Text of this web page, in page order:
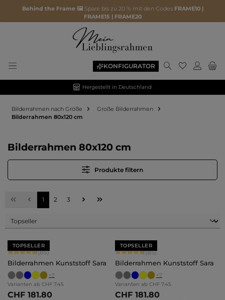
Behind the Frame 🖼️ Spare bis zu 20 % mit den Codes FRAME10 |
FRAME15 | FRAME20
KONFIGURATOR Du hast 0
Hergestellt in Deutschland
Bilderrahmen nach Größe
Große Bilderrahmen
Bilderrahmen 80x120 cm
Bilderrahmen 80x120 cm
Produkte filtern
Seite
1 Seite
2 Seite
3
TOPSELLER
Durchschnittliche Bewertung von 4.71 von 5 Sternen
(85)
Bilderrahmen Kunststoff Sara
+7
Varianten ab CHF 7.45
CHF 181.80
TOPSELLER
Durchschnittliche Bewertung von
(85)
Bilderrahmen Kunststoff Sara
+7
Varianten ab CHF 7.45
CHF 181.80